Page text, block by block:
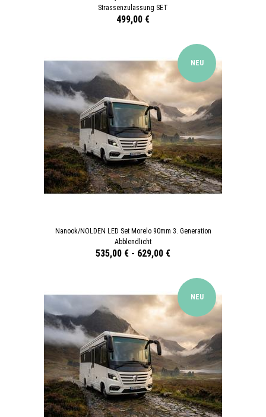
Strassenzulassung SET
499,00 €
NEU
Nanook/NOLDEN LED Set Morelo 90mm 3. Generation
Abblendlicht
535,00 € - 629,00 €
NEU